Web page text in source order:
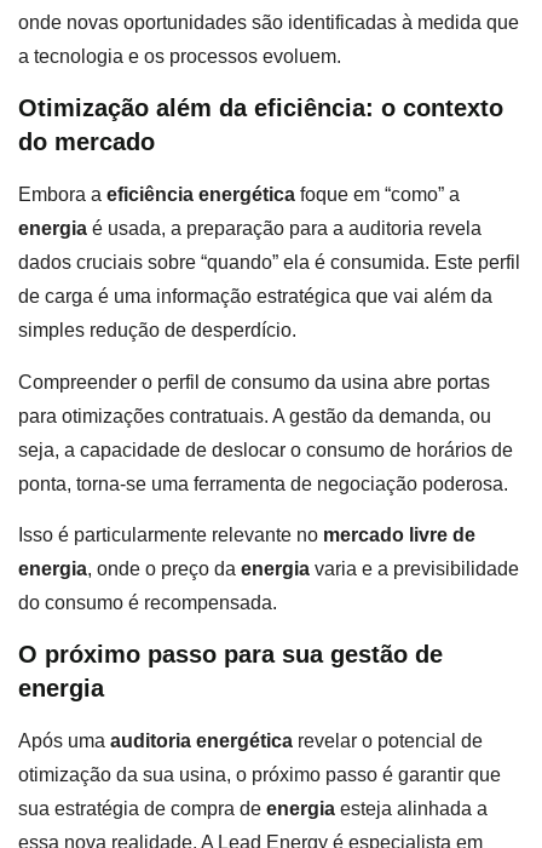
onde novas oportunidades são identificadas à medida que
a tecnologia e os processos evoluem.
Otimização além da eficiência: o contexto
do mercado
Embora a eficiência energética foque em “como” a
energia é usada, a preparação para a auditoria revela
dados cruciais sobre “quando” ela é consumida. Este perfil
de carga é uma informação estratégica que vai além da
simples redução de desperdício.
Compreender o perfil de consumo da usina abre portas
para otimizações contratuais. A gestão da demanda, ou
seja, a capacidade de deslocar o consumo de horários de
ponta, torna-se uma ferramenta de negociação poderosa.
Isso é particularmente relevante no mercado livre de
energia, onde o preço da energia varia e a previsibilidade
do consumo é recompensada.
O próximo passo para sua gestão de
energia
Após uma auditoria energética revelar o potencial de
otimização da sua usina, o próximo passo é garantir que
sua estratégia de compra de energia esteja alinhada a
essa nova realidade. A Lead Energy é especialista em